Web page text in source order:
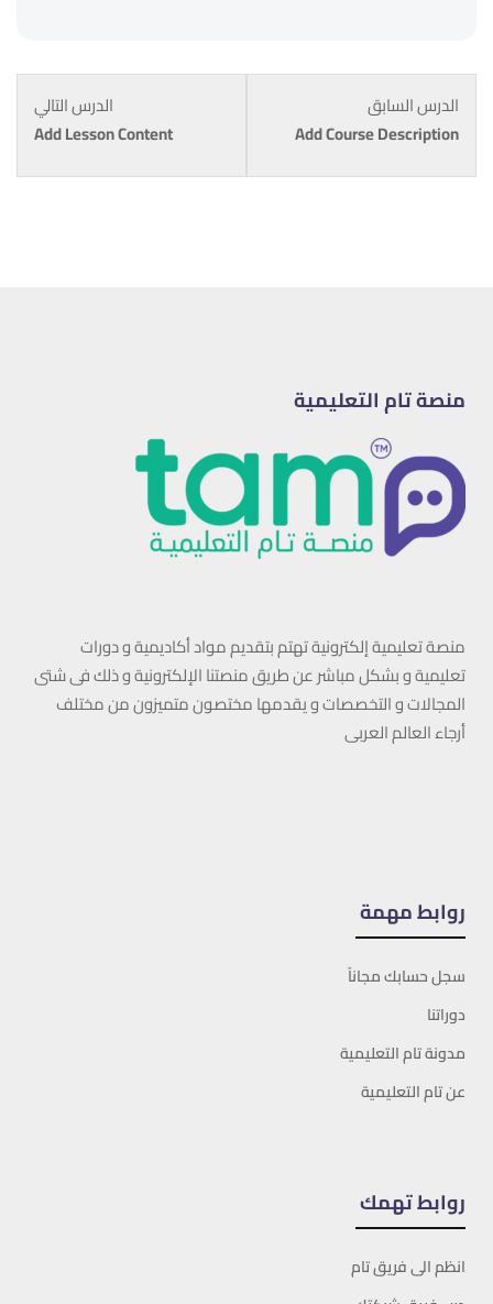
الدرس السابق
Add Course Description
الدرس التالي
Add Lesson Content
منصة تام التعليمية
منصة تعليمية إلكترونية تهتم بتقديم مواد أكاديمية و دورات
تعليمية و بشكل مباشر عن طريق منصتنا الإلكترونية و ذلك فى شتى
المجالات و التخصصات و يقدمها مختصون متميزون من مختلف
أرجاء العالم العربى
روابط مهمة
سجل حسابك مجاناً
دوراتنا
مدونة تام التعليمية
عن تام التعليمية
روابط تهمك
انظم الى فريق تام